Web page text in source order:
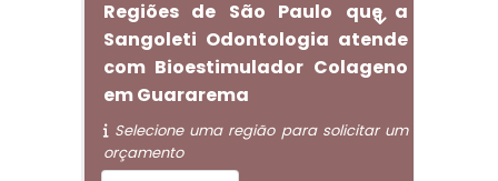
Regiões de São Paulo que a
Sangoleti Odontologia atende
com Bioestimulador Colageno
em Guararema
Selecione uma região para solicitar um
orçamento